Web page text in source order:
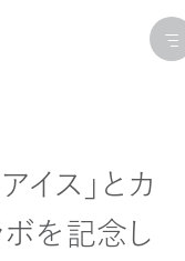
イス」とカ
ボを記念し